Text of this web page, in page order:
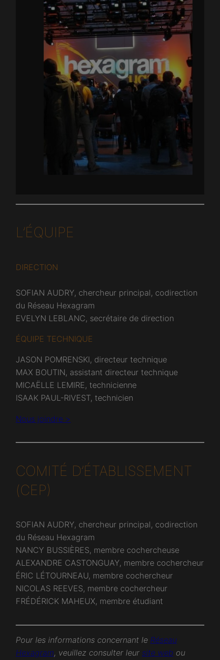
L’ÉQUIPE
DIRECTION
SOFIAN AUDRY, chercheur principal, codirection
du Réseau Hexagram
EVELYN LEBLANC, secrétaire de direction
ÉQUIPE TECHNIQUE
JASON POMRENSKI, directeur technique
MAX BOUTIN, assistant directeur technique
MICAËLLE LEMIRE, technicienne
ISAAK PAUL-RIVEST, technicien
Nous joindre >
COMITÉ D’ÉTABLISSEMENT
(CEP)
SOFIAN AUDRY, chercheur principal, codirection
du Réseau Hexagram
NANCY BUSSIÈRES, membre cochercheuse
ALEXANDRE CASTONGUAY, membre cochercheur
ÉRIC LÉTOURNEAU, membre cochercheur
NICOLAS REEVES, membre cochercheur
FRÉDÉRICK MAHEUX, membre étudiant
Pour les informations concernant le Réseau
Hexagram, veuillez consulter leur site web ou